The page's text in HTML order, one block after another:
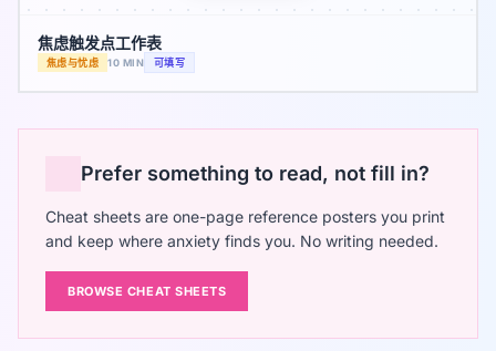
焦虑触发点工作表
焦虑与忧虑 10 MIN 可填写
Prefer something to read, not fill in?
Cheat sheets are one-page reference posters you print
and keep where anxiety finds you. No writing needed.
BROWSE CHEAT SHEETS